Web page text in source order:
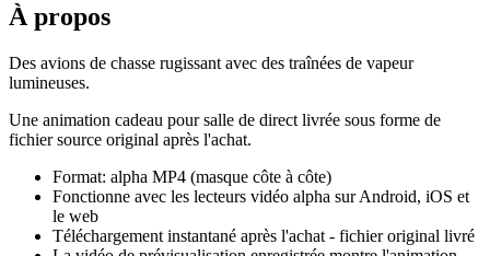
À propos
Des avions de chasse rugissant avec des traînées de vapeur
lumineuses.
Une animation cadeau pour salle de direct livrée sous forme de
fichier source original après l'achat.
Format: alpha MP4 (masque côte à côte)
Fonctionne avec les lecteurs vidéo alpha sur Android, iOS et
le web
Téléchargement instantané après l'achat - fichier original livré